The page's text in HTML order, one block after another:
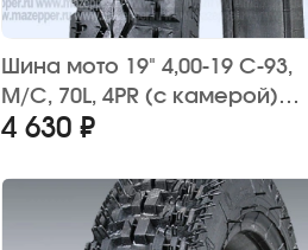
Шина мото 19" 4,00-19 С-93,
M/C, 70L, 4PR (с камерой)
"ПЕТРОШИНА" Урал, Днепр,
4 630 ₽